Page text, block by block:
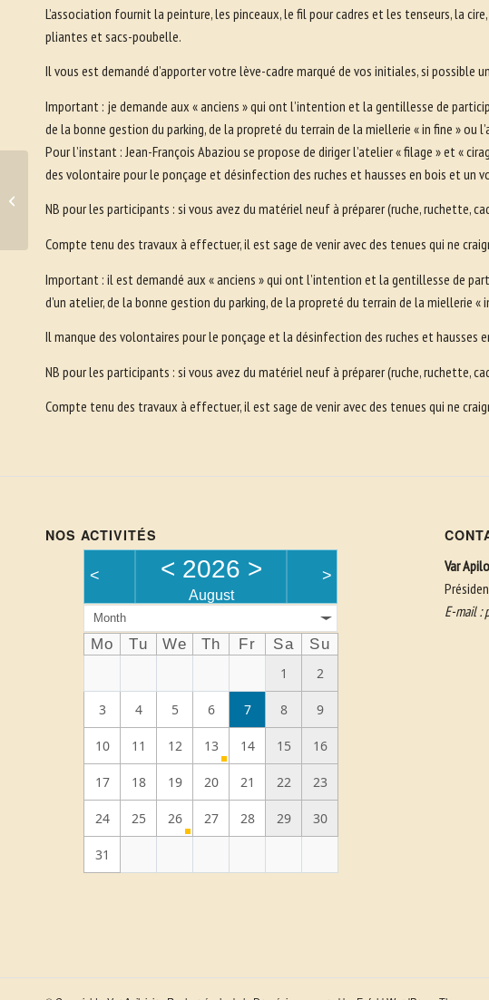
L’association fournit la peinture, les pinceaux, le fil pour cadres et les tenseurs, la
pliantes et sacs-poubelle.
Il vous est demandé d’apporter votre lève-cadre marqué de vos initiales, si
Important : je demande aux « anciens » qui ont l’intention et la gentillesse de
de la bonne gestion du parking, de la propreté du terrain de la miellerie « in fine »
Pour l’instant : Jean-François Abaziou se propose de diriger l’atelier « filage » et «
des volontaire pour le ponçage et désinfection des ruches et hausses en bois et un
NB pour les participants : si vous avez du matériel neuf à préparer (ruche, ruchette,
Compte tenu des travaux à effectuer, il est sage de venir avec des tenues qui ne
Important : il est demandé aux « anciens » qui ont l’intention et la gentillesse de
d’un atelier, de la bonne gestion du parking, de la propreté du terrain de la miellerie
Il manque des volontaires pour le ponçage et la désinfection des ruches et
NB pour les participants : si vous avez du matériel neuf à préparer (ruche, ruchette,
Compte tenu des travaux à effectuer, il est sage de venir avec des tenues qui ne
NOS ACTIVITÉS
< < 2026 >
August
>
Month
Mo Tu We Th Fr Sa
Su
1
2
3 4 5 6 7 8 9
10 11 12 13 14 15 16
17 18 19 20 21 22 23
24 25 26 27 28 29 30
31
Var
E-mail :
22 avril 2017 :
découverte des plantes